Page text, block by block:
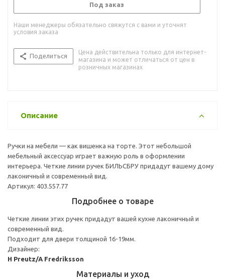
Под заказ
Наши менеджеры обязательно свяжутся с вами и уточнят
условия заказа
Поделиться
Цена действительна только для интернет-
магазина и может отличаться от цен в
розничных магазинах
Описание
Ручки на мебели — как вишенка на торте. Этот небольшой
мебельный аксессуар играет важную роль в оформлении
интерьера. Четкие линии ручек БИЛЬСБРУ придадут вашему дому
лаконичный и современный вид.
Артикул: 403.557.77
Подробнее о товаре
Четкие линии этих ручек придадут вашей кухне лаконичный и
современный вид.
Подходит для двери толщиной 16-19мм.
Дизайнер:
H Preutz/A Fredriksson
Материалы и уход